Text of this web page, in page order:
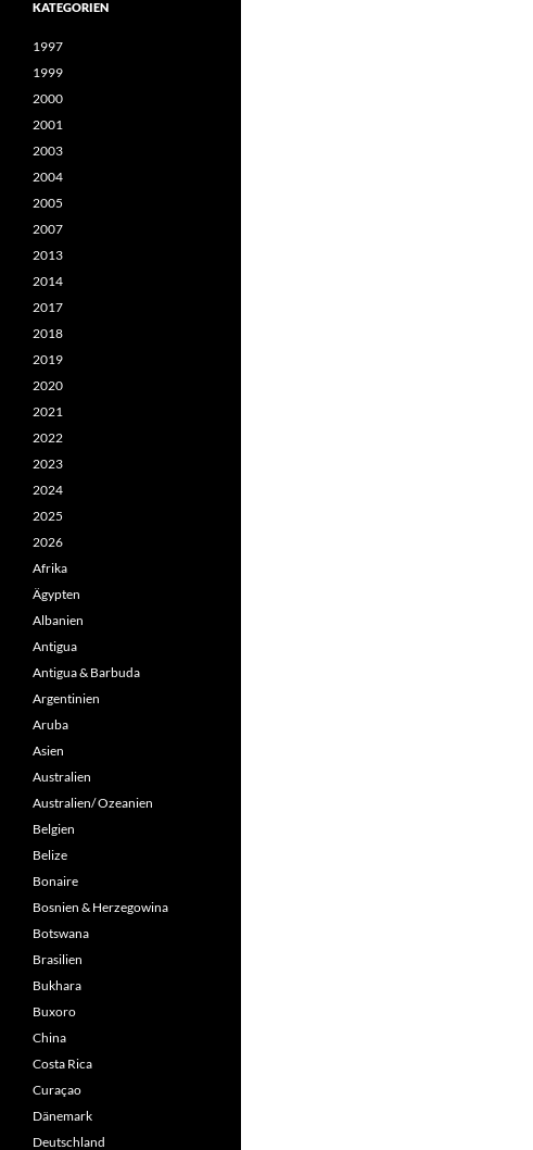
KATEGORIEN
1997
1999
2000
2001
2003
2004
2005
2007
2013
2014
2017
2018
2019
2020
2021
2022
2023
2024
2025
2026
Afrika
Ägypten
Albanien
Antigua
Antigua & Barbuda
Argentinien
Aruba
Asien
Australien
Australien/ Ozeanien
Belgien
Belize
Bonaire
Bosnien & Herzegowina
Botswana
Brasilien
Bukhara
Buxoro
China
Costa Rica
Curaçao
Dänemark
Deutschland